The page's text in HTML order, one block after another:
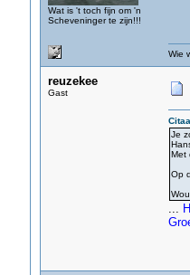
Wat is 't toch fijn om 'n
Scheveninger te zijn!!!
Wie
reuzekee
Gast
Je
Met
Op
...